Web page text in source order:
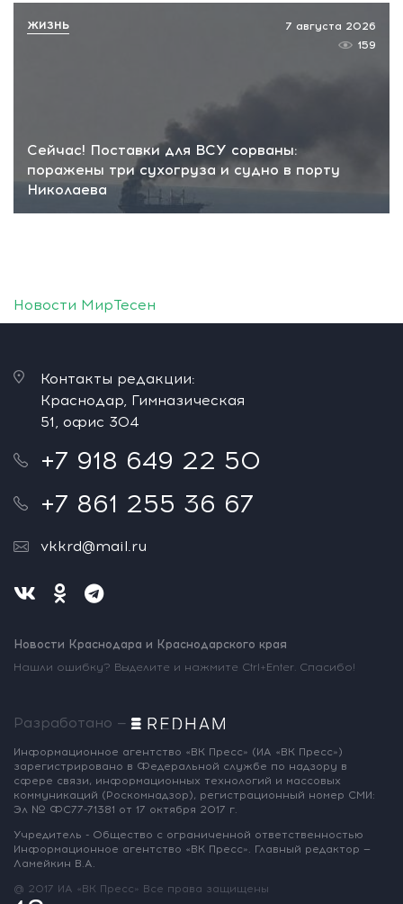
Сейчас! Поставки для ВСУ сорваны:
поражены три сухогруза и судно в порту
Николаева
7 августа 2026
159
ЖИЗНЬ
Новости МирТесен
Контакты редакции:
Краснодар, Гимназическая
51, офис 304
+7 918 649 22 50
+7 861 255 36 67
vkkrd@mail.ru
Новости Краснодара и Краснодарского края
Нашли ошибку? Выделите и нажмите Ctrl+Enter. Спасибо!
Разработано —
Информационное агентство «ВК Пресс» (ИА «ВК Пресс»)
зарегистрировано в Федеральной службе по надзору в
сфере связи, информационных технологий и массовых
коммуникаций (Роскомнадзор), регистрационный номер СМИ:
Эл № ФС77-71381 от 17 октября 2017 г.
Учредитель - Общество с ограниченной ответственностью
Информационное агентство «ВК Пресс». Главный редактор —
Ламейкин В.А.
@ 2017 ИА «ВК Пресс» Все права защищены